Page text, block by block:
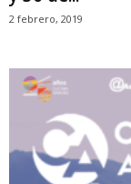
2 febrero, 2019